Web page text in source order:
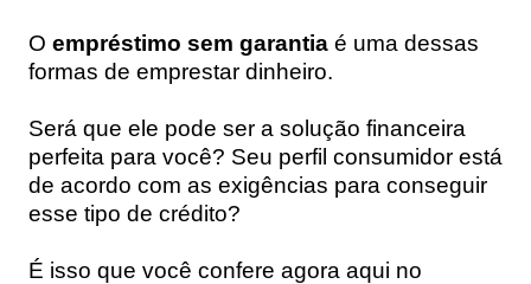
O empréstimo sem garantia é uma dessas
formas de emprestar dinheiro.
Será que ele pode ser a solução financeira
perfeita para você? Seu perfil consumidor está
de acordo com as exigências para conseguir
esse tipo de crédito?
É isso que você confere agora aqui no